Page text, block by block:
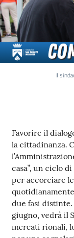
Il
Contenuto
Favorire il
la cittadinanza.
casa”, un ciclo
per accorciare
due fasi
giugno, vedrà il
mercati rionali,